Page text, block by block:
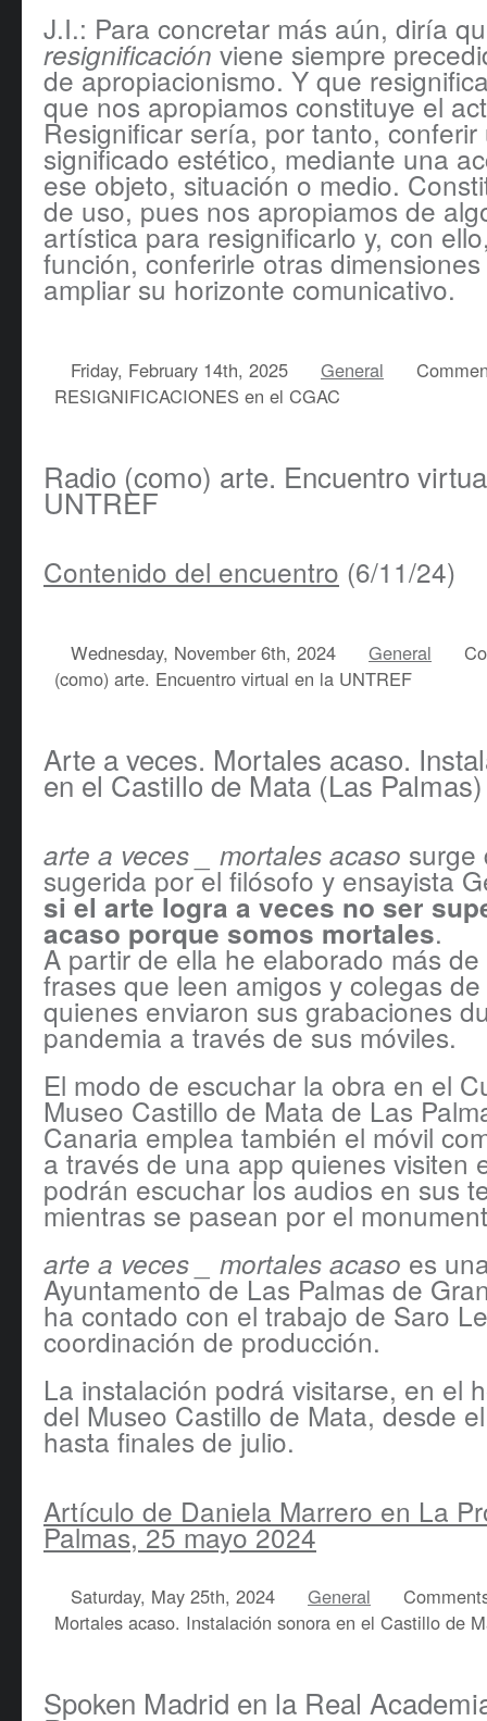
J.I.: Para concretar más aún, diría
resignificación viene siempre
de apropiacionismo. Y que
que nos apropiamos constituye el
Resignificar sería, por tanto,
significado estético, mediante una
ese objeto, situación o medio.
de uso, pues nos apropiamos de
artística para resignificarlo y, con
función, conferirle otras
ampliar su horizonte comunicativo.
Friday, February 14th, 2025 General
RESIGNIFICACIONES en el CGAC
Radio (como) arte. Encuentro
UNTREF
Contenido del encuentro (6/11/24)
Wednesday, November 6th, 2024 General
(como) arte. Encuentro virtual en la UNTREF
Arte a veces. Mortales acaso.
en el Castillo de Mata (Las Palmas)
arte a veces _ mortales acaso surge
sugerida por el filósofo y ensayista
si el arte logra a veces no ser
acaso porque somos mortales.
A partir de ella he elaborado más
frases que leen amigos y colegas
quienes enviaron sus grabaciones
pandemia a través de sus móviles.
El modo de escuchar la obra en el
Museo Castillo de Mata de Las
Canaria emplea también el móvil
a través de una app quienes visiten
podrán escuchar los audios en sus
mientras se pasean por el
arte a veces _ mortales acaso es
Ayuntamento de Las Palmas de
ha contado con el trabajo de Saro
coordinación de producción.
La instalación podrá visitarse, en el
del Museo Castillo de Mata, desde
hasta finales de julio.
Artículo de Daniela Marrero en La
Palmas, 25 mayo 2024
Saturday, May 25th, 2024 General
Mortales acaso. Instalación sonora en el Castillo de
Spoken Madrid en la Real